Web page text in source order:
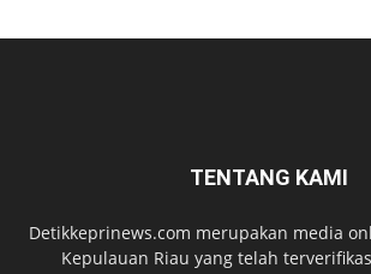
TENTANG KAMI
Detikkeprinews.com merupakan media
Kepulauan Riau yang telah